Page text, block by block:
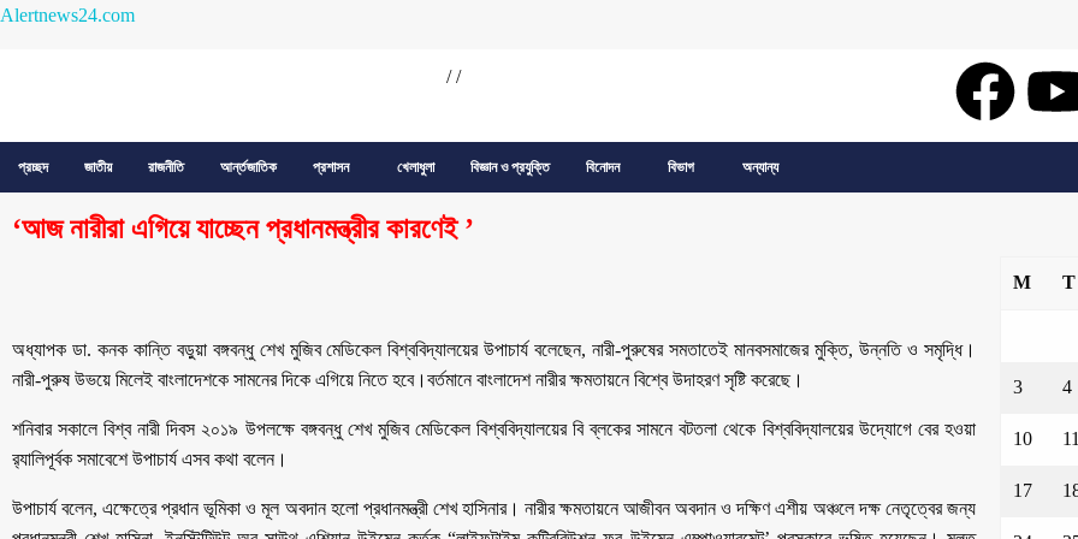
Alertnews24.com
//
প্রচ্ছদ জাতীয় রাজনীতি আর্ন্তজাতিক প্রশাসন খেলাধুলা বিজ্ঞান ও প্রযুক্তি বিনোদন বিভাগ অন্যান্য
‘আজ নারীরা এগিয়ে যাচ্ছেন প্রধানমন্ত্রীর কারণেই ’
অধ্যাপক ডা. কনক কান্তি বড়ুয়া বঙ্গবন্ধু শেখ মুজিব মেডিকেল বিশ্ববিদ্যালয়ের উপাচার্য বলেছেন, নারী-পুরুষের সমতাতেই মানবসমাজের মুক্তি, উন্নতি ও সমৃদ্ধি।
নারী-পুরুষ উভয়ে মিলেই বাংলাদেশকে সামনের দিকে এগিয়ে নিতে হবে।বর্তমানে বাংলাদেশ নারীর ক্ষমতায়নে বিশ্বে উদাহরণ সৃষ্টি করেছে।
শনিবার সকালে বিশ্ব নারী দিবস ২০১৯ উপলক্ষে বঙ্গবন্ধু শেখ মুজিব মেডিকেল বিশ্ববিদ্যালয়ের বি ব্লকের সামনে বটতলা থেকে বিশ্ববিদ্যালয়ের উদ্যোগে বের হওয়া
র‌্যালিপূর্বক সমাবেশে উপাচার্য এসব কথা বলেন।
উপাচার্য বলেন, এক্ষেত্রে প্রধান ভূমিকা ও মূল অবদান হলো প্রধানমন্ত্রী শেখ হাসিনার। নারীর ক্ষমতায়নে আজীবন অবদান ও দক্ষিণ এশীয় অঞ্চলে দক্ষ নেতৃত্বের জন্য
M T
3 4
10
17